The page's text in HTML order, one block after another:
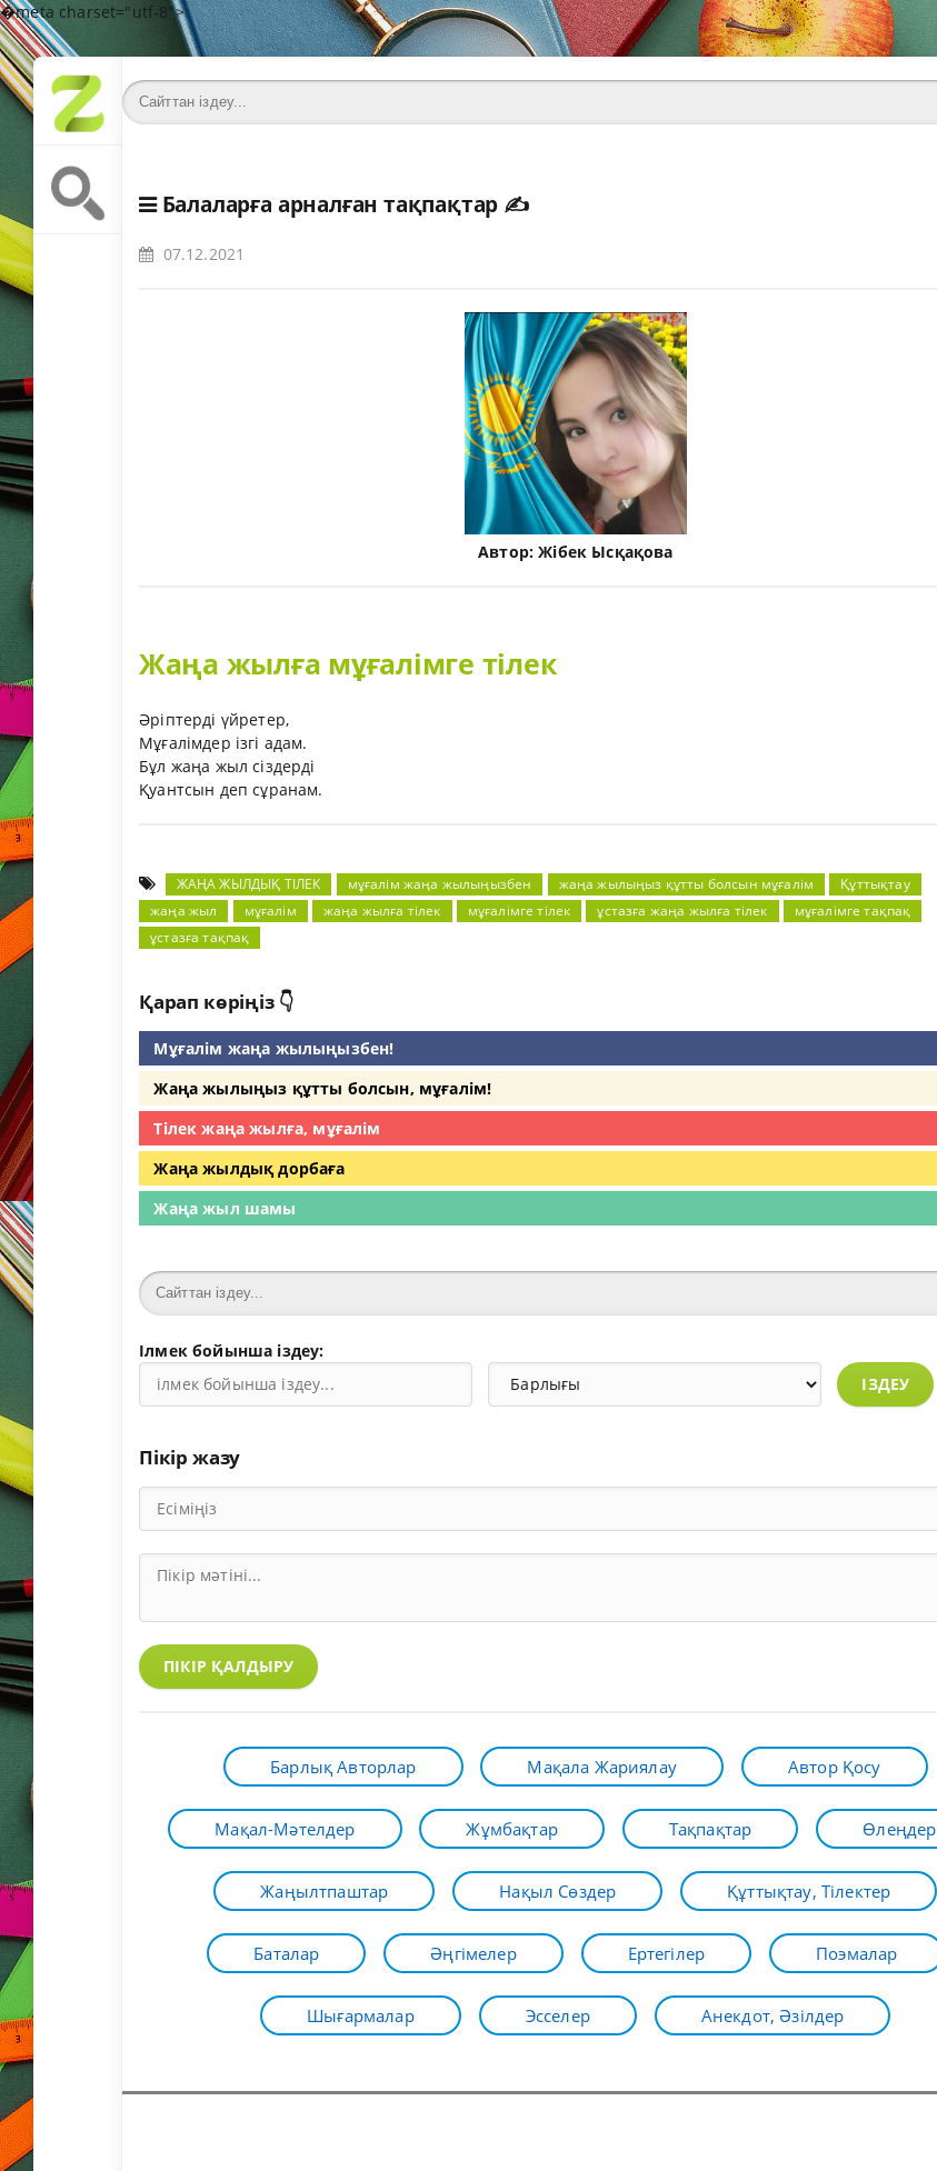
�meta charset="utf-8">
Балаларға арналған тақпақтар ✍️
07.12.2021
Автор:Жібек Ысқақова
Жаңа жылға мұғалімге тілек
Әріптерді үйретер,
Мұғалімдер ізгі адам.
Бұл жаңа жыл сіздерді
Қуантсын деп сұранам.
ЖАҢА ЖЫЛДЫҚ ТІЛЕК мұғалім жаңа жылыңызбен жаңа жылыңыз құтты болсын мұғалім
Құттықтау
жаңа жыл
мұғалім жаңа жылға тілек мұғалімге тілек ұстазға жаңа жылға тілек
мұғалімге тақпақ
ұстазға тақпақ
Қарап көріңіз 👇
Мұғалім жаңа жылыңызбен!
Жаңа жылыңыз құтты болсын, мұғалім!
Тілек жаңа жылға, мұғалім
Жаңа жылдық дорбаға
Жаңа жыл шамы
Ілмек бойынша іздеу:
ІЗДЕУ
Пікір жазу
ПІКІР ҚАЛДЫРУ
Барлық Авторлар Мақала Жариялау Автор Қосу
Мақал-Мәтелдер Жұмбақтар Тақпақтар Өлеңдер
Жаңылтпаштар Нақыл Сөздер Құттықтау, Тілектер
Баталар Әңгімелер Ертегілер Поэмалар
Шығармалар Эсселер Анекдот, Әзілдер